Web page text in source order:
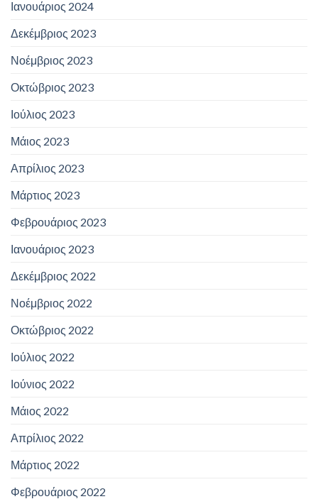
Ιανουάριος 2024
Δεκέμβριος 2023
Νοέμβριος 2023
Οκτώβριος 2023
Ιούλιος 2023
Μάιος 2023
Απρίλιος 2023
Μάρτιος 2023
Φεβρουάριος 2023
Ιανουάριος 2023
Δεκέμβριος 2022
Νοέμβριος 2022
Οκτώβριος 2022
Ιούλιος 2022
Ιούνιος 2022
Μάιος 2022
Απρίλιος 2022
Μάρτιος 2022
Φεβρουάριος 2022